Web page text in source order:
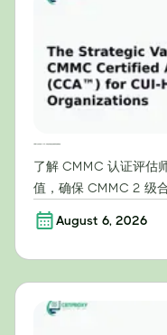
了解 CMMC 认证评估
值，确保 CMMC 2 级
August 6, 2026